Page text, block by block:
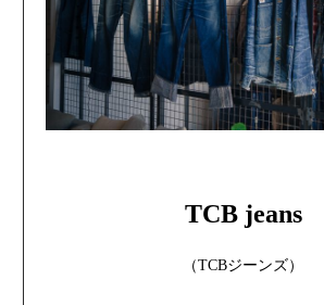
TCB jeans
（TCBジーンズ）